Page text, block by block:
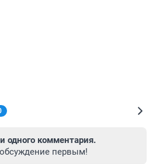
одного комментария.
первым!